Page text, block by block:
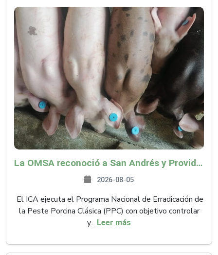
La OMSA reconoció a San Andrés y Providencia como zona libre de Peste Porcina Clásica (PPC)
2026-08-05
El ICA ejecuta el Programa Nacional de Erradicación de
la Peste Porcina Clásica (PPC) con objetivo controlar
y... Leer más